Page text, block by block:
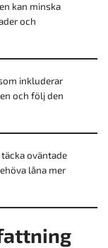
kan minska
och
inkluderar
och följ den
oväntade
låna mer